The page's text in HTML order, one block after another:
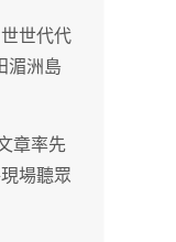
世代代
湄洲島
章率先
場聽眾